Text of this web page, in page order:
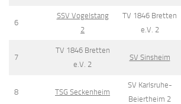
6
SSV Vogelstang
2
TV 1846 Bretten
e.V. 2
7
TV 1846 Bretten
e.V. 2
SV Sinsheim
8 TSG Seckenheim
SV Karlsruhe-
Beiertheim 2